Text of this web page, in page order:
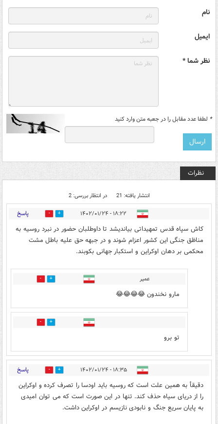
نام
ایمیل
نظر شما *
* لطفا عدد مقابل را در جعبه متن وارد کنید
نظرات
انتشار یافته: 21 در انتظار بررسی: 2
۱۸:۲۲ - ۱۴۰۲/۰۱/۲۴ 0 پاسخ
کاش سپاه قدس تمهیداتی بیاندیشد تا داوطلبان حضور در نبرد روسیه به
مناظق جنگی این کشور اعزام شوند و در جبهه حق علیه باطل مشت
محکمی بر دهان اوکراین و استکبار جهانی بکوبند.
عمیر 1
مارو نخندون 😂😂😂😂
1
تو برو
۱۸:۳۵ - ۱۴۰۲/۰۱/۲۴ 8 پاسخ
دقیقأ به همین علت است که روسیه باید اودسا را تصرف کرده و اوکراین
را از دریای سیاه حذف کند. تنها در این صورت است که می توان امیدی
به پایان سریع جنگ و نابودی نازیسم در اوکراین داشت.